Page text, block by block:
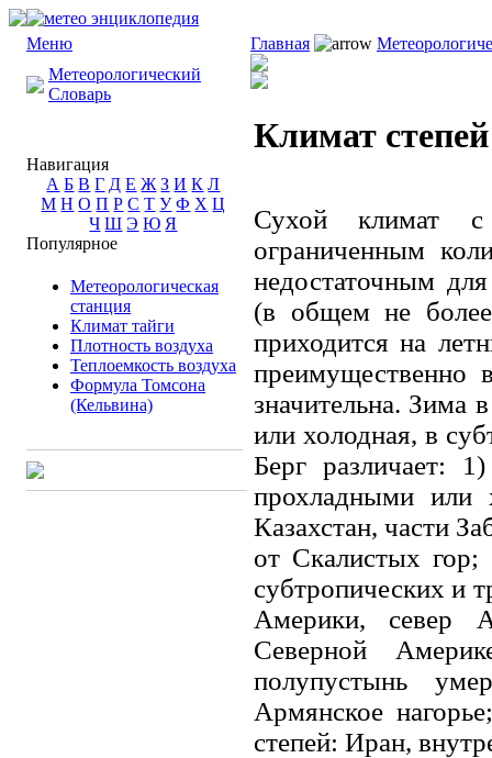
Меню
Метеорологический
Словарь
Навигация
А Б В Г Д Е Ж З И К Л
М Н О П Р С Т У Ф Х Ц
Ч Ш Э Ю Я
Популярное
Метеорологическая
станция
Климат тайги
Плотность воздуха
Теплоемкость воздуха
Формула Томсона
(Кельвина)
Главная
Климат степей
Сухой климат
ограниченным
недостаточным
(в общем не
приходится на
преимущественно
значительна. Зима
или холодная, в
Берг различает:
прохладными или
Казахстан, части
от Скалистых
субтропических и
Америки, север
Северной
полупустынь
Армянское
степей: Иран,